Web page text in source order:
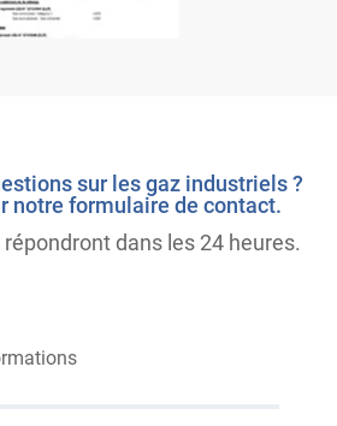
sur les gaz industriels ?
notre formulaire de contact.
dans les 24 heures.